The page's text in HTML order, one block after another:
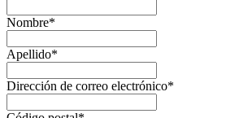
Nombre*
Apellido*
Dirección de correo electrónico*